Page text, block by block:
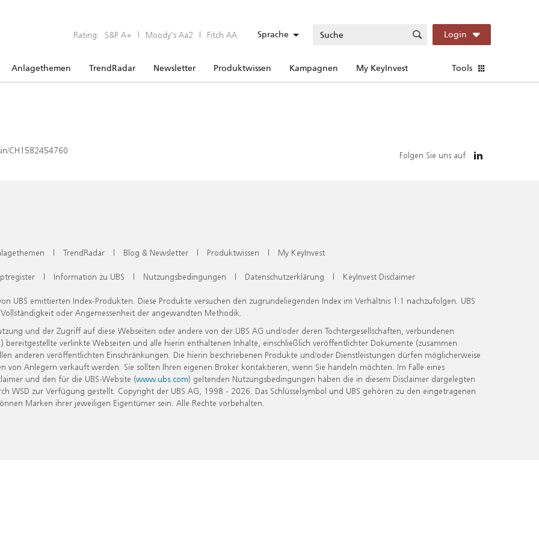
Rating: S&P A+ | Moody’s Aa2 | Fitch AA Sprache Login
Anlagethemen TrendRadar Newsletter Produktwissen Kampagnen My KeyInvest Tools
CH1582454760 Folgen Sie uns auf
| TrendRadar | Blog & Newsletter | Produktwissen | My KeyInvest
| Information zu UBS | Nutzungsbedingungen | Datenschutzerklärung | KeyInvest Disclaimer
UBS emittierten Index-Produkten. Diese Produkte versuchen den zugrundeliegenden Index im Verhältnis 1:1 nachzufolgen. UBS
oder Angemessenheit der angewandten Methodik.
und der Zugriff auf diese Webseiten oder andere von der UBS AG und/oder deren Tochtergesellschaften, verbundenen
verlinkte Webseiten und alle hierin enthaltenen Inhalte, einschließlich veröffentlichter Dokumente (zusammen
anderen veröffentlichten Einschränkungen. Die hierin beschriebenen Produkte und/oder Dienstleistungen dürfen möglicherweise
Anlegern verkauft werden. Sie sollten Ihren eigenen Broker kontaktieren, wenn Sie handeln möchten. Im Falle eines
und den für die UBS-Website (www.ubs.com) geltenden Nutzungsbedingungen haben die in diesem Disclaimer dargelegten
zur Verfügung gestellt. Copyright der UBS AG, 1998 - 2026. Das Schlüsselsymbol und UBS gehören zu den eingetragenen
Marken ihrer jeweiligen Eigentümer sein. Alle Rechte vorbehalten.